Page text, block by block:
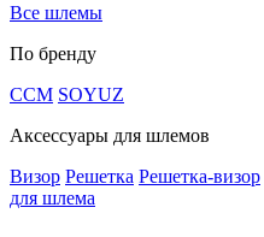
Все шлемы
По бренду
CCM SOYUZ
Аксессуары для шлемов
Визор Решетка Решетка-визор
для шлема